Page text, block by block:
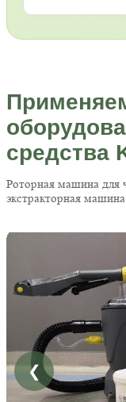
средства
Роторная машина для
экстракторная
❮